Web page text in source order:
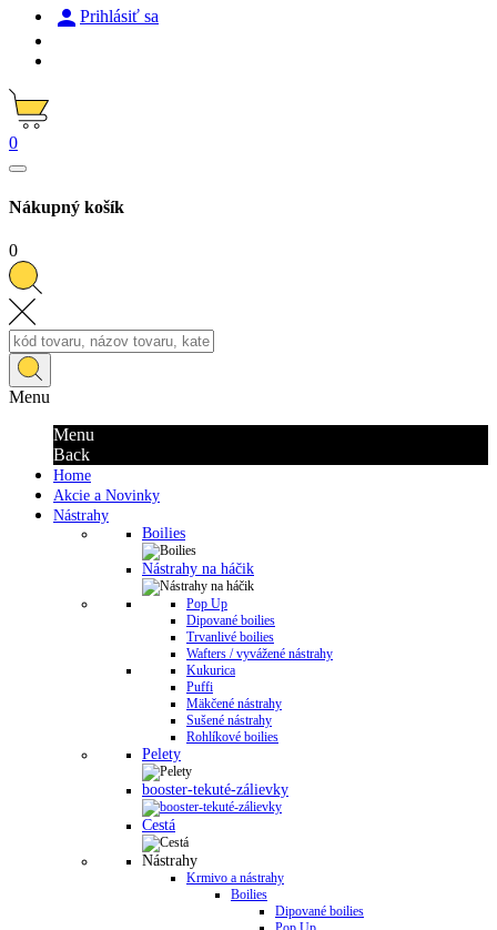
 Prihlásiť sa
0
Nákupný košík
0
Menu
Menu
Back
Home
Akcie a Novinky
Nástrahy
Boilies
Nástrahy na háčik
Pop Up
Dipované boilies
Trvanlivé boilies
Wafters / vyvážené nástrahy
Kukurica
Puffi
Mäkčené nástrahy
Sušené nástrahy
Rohlíkové boilies
Pelety
booster-tekuté-zálievky
Cestá
Nástrahy
Krmivo a nástrahy
Boilies
Dipované boilies